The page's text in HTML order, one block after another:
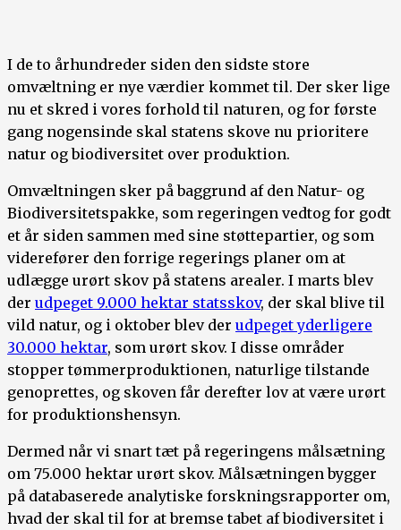
I de to århundreder siden den sidste store
omvæltning er nye værdier kommet til. Der sker lige
nu et skred i vores forhold til naturen, og for første
gang nogensinde skal statens skove nu prioritere
natur og biodiversitet over produktion.
Omvæltningen sker på baggrund af den Natur- og
Biodiversitetspakke, som regeringen vedtog for godt
et år siden sammen med sine støttepartier, og som
viderefører den forrige regerings planer om at
udlægge urørt skov på statens arealer. I marts blev
der udpeget 9.000 hektar statsskov, der skal blive til
vild natur, og i oktober blev der udpeget yderligere
30.000 hektar, som urørt skov. I disse områder
stopper tømmerproduktionen, naturlige tilstande
genoprettes, og skoven får derefter lov at være urørt
for produktionshensyn.
Dermed når vi snart tæt på regeringens målsætning
om 75.000 hektar urørt skov. Målsætningen bygger
på databaserede analytiske forskningsrapporter om,
hvad der skal til for at bremse tabet af biodiversitet i